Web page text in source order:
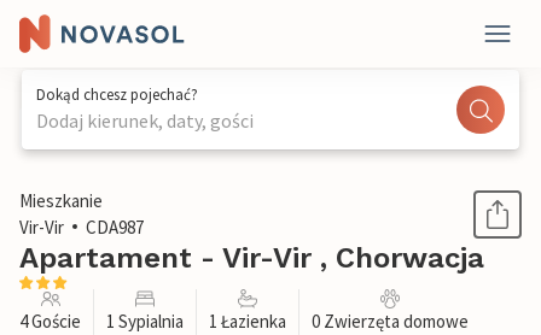
Dokąd chcesz pojechać?
Dodaj kierunek, daty, gości
1 / 32
Mieszkanie
Vir-Vir
CDA987
Apartament - Vir-Vir , Chorwacja
4 Goście 1 Sypialnia 1 Łazienka 0 Zwierzęta domowe